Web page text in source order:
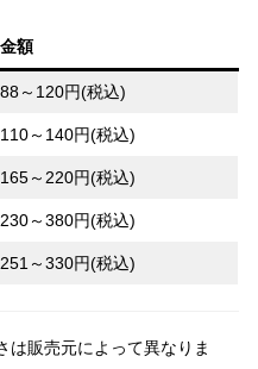
金額
88～120円(税込)
110～140円(税込)
165～220円(税込)
230～380円(税込)
251～330円(税込)
は販売元によって異なりま